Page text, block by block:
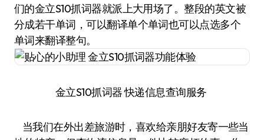
们的金立S10抓词器就派上大用场了。整段的英文被
分成若干单词，可以翻译单个单词也可以点选多个
单词来翻译整句。
金立S10抓词器 快递信息查询服务
当我们在外出差旅游时，喜欢给亲朋好友寄一些当